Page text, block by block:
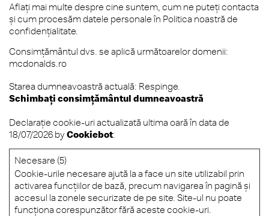
Aflați mai multe despre cine suntem, cum ne puteți contacta
și cum procesăm datele personale în Politica noastră de
confidențialitate.
Consimţământul dvs. se aplică următoarelor domenii:
mcdonalds.ro
Starea dumneavoastră actuală: Respinge.
Schimbați consimțământul dumneavoastră
Declaraţie cookie-uri actualizată ultima oară în data de
18/07/2026 by Cookiebot:
Necesare (5)
Cookie-urile necesare ajută la a face un site utilizabil prin
activarea funcţiilor de bază, precum navigarea în pagină şi
accesul la zonele securizate de pe site. Site-ul nu poate
funcţiona corespunzător fără aceste cookie-uri.